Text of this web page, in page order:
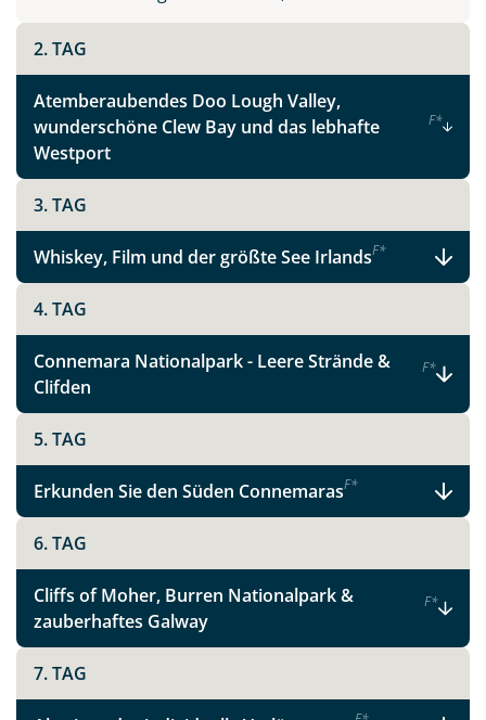
Instagram
WhatsApp
Telegram
per E-Mail senden
Link kopieren
2. TAG
Atemberaubendes Doo Lough Valley,
wunderschöne Clew Bay und das lebhafte
Westport
F*
3. TAG
Whiskey, Film und der größte See IrlandsF*
4. TAG
Connemara Nationalpark - Leere Strände &
Clifden
F*
5. TAG
Erkunden Sie den Süden ConnemarasF*
6. TAG
Cliffs of Moher, Burren Nationalpark &
zauberhaftes Galway
F*
7. TAG